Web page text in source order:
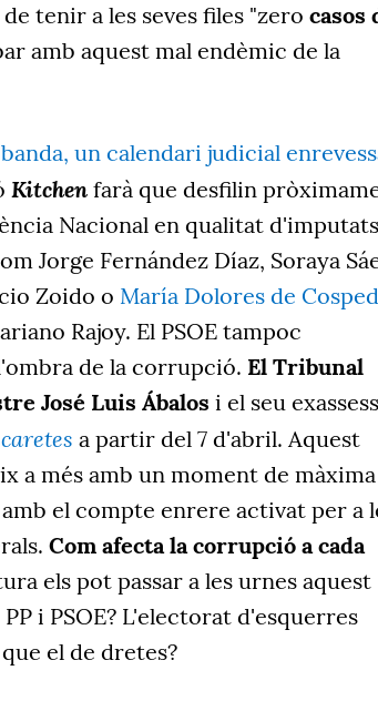
tenir a les seves files "zero casos
amb aquest mal endèmic de la
un calendari judicial
Kitchen farà que desfilin
Nacional en qualitat
Jorge Fernández Díaz, Soraya
Zoido o María Dolores de
Rajoy. El PSOE tampoc
de la corrupció. El Tribunal
José Luis Ábalos i el seu
a partir del 7 d'abril. Aquest
a més amb un moment de màxima
el compte enrere activat per a
Com afecta la corrupció a cada
els pot passar a les urnes aquest
i PSOE? L'electorat d'esquerres
el de dretes?